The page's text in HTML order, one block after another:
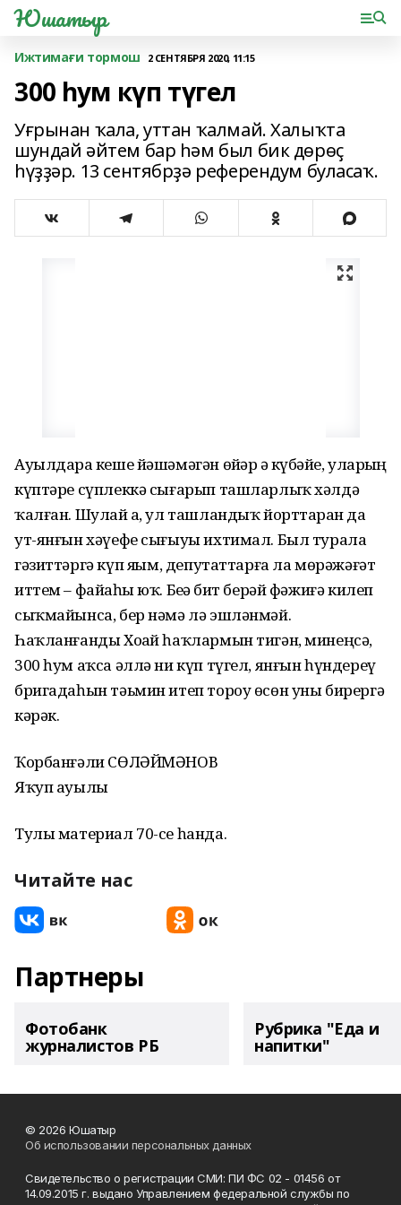
Юшатыр
Ижтимағи тормош 2 СЕНТЯБРЯ 2020, 11:15
300 һум күп түгел
Уғрынан ҡала, уттан ҡалмай. Халыҡта
шундай әйтем бар һәм был бик дөрөҫ
һүҙҙәр. 13 сентябрҙә референдум буласаҡ.
Ауылдарҙа кеше йәшәмәгән өйҙәр ҙә күбәйҙе, уларҙың
күптәре сүплеккә сығарып ташларлыҡ хәлдә
ҡалған. Шулай ҙа, ул ташландыҡ йорттарҙан да
ут-янғын хәүефе сығыуы ихтимал. Был турала
гәзиттәргә күп яҙҙым, депутаттарға ла мөрәжәғәт
иттем – файҙаһы юҡ. Беҙҙә бит берәй фәжиғә килеп
сыҡмайынса, бер нәмә лә эшләнмәй.
Һаҡланғанды Хоҙай һаҡлармын тигән, минеңсә,
300 һум аҡса әллә ни күп түгел, янғын һүндереү
бригадаһын тәьмин итеп тороу өсөн уны бирергә
кәрәк.
Ҡорбанғәли СӨЛӘЙМӘНОВ
Яҡуп ауылы
Тулы материал 70-се һанда.
Читайте нас
Партнеры
Фотобанк
журналистов РБ
Рубрика "Еда и
напитки"
© 2026 Юшатыр
Об использовании персональных данных
Свидетельство о регистрации СМИ: ПИ ФС 02 - 01456 от
14.09.2015 г. выдано Управлением федеральной службы по